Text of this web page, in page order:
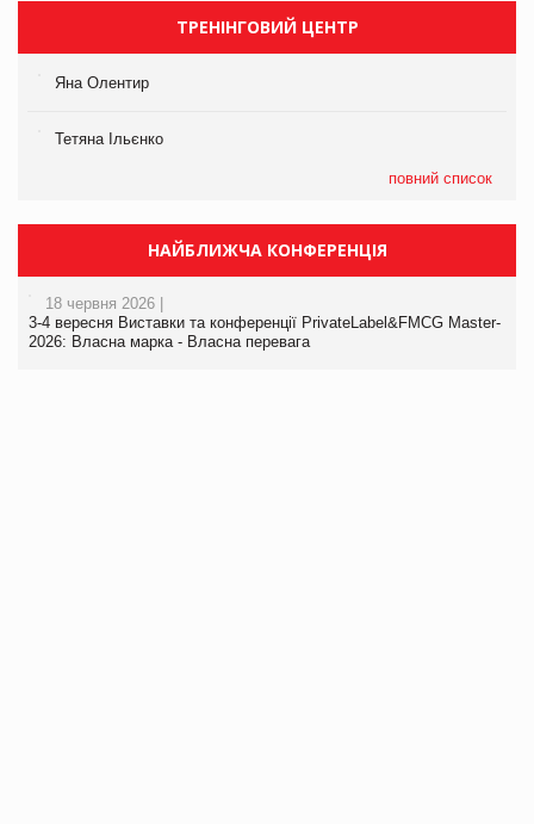
ТРЕНІНГОВИЙ ЦЕНТР
Яна Олентир
Тетяна Ільєнко
повний список
НАЙБЛИЖЧА КОНФЕРЕНЦІЯ
18 червня 2026 |
3-4 вересня Виставки та конференції PrivateLabel&FMCG Master-
2026: Власна марка - Власна перевага